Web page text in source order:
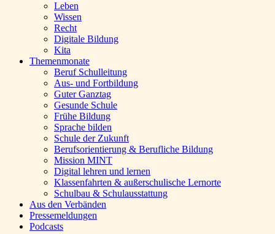
Leben
Wissen
Recht
Digitale Bildung
Kita
Themenmonate
Beruf Schulleitung
Aus- und Fortbildung
Guter Ganztag
Gesunde Schule
Frühe Bildung
Sprache bilden
Schule der Zukunft
Berufsorientierung & Berufliche Bildung
Mission MINT
Digital lehren und lernen
Klassenfahrten & außerschulische Lernorte
Schulbau & Schulausstattung
Aus den Verbänden
Pressemeldungen
Podcasts